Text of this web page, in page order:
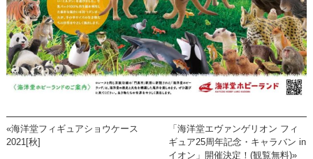
«海洋堂フィギュアショウケース
2021[秋]
「海洋堂エヴァンゲリオン フィ
ギュア25周年記念・キャラバン in
イオン」開催決定！(観覧無料)»